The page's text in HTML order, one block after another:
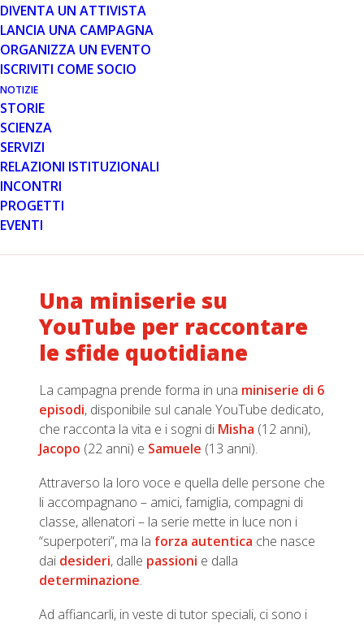
DIVENTA UN ATTIVISTA
LANCIA UNA CAMPAGNA
ORGANIZZA UN EVENTO
ISCRIVITI COME SOCIO
NOTIZIE
STORIE
SCIENZA
SERVIZI
RELAZIONI ISTITUZIONALI
INCONTRI
PROGETTI
EVENTI
In occasione dellaGiornata Mondiale dedicata alla
sensibilizzazione sulla distrofia muscolare di
Duchenne
campagna “
normalità dei ragazzi Duchenne
Italfarmaco
Una miniserie su
YouTube per raccontare
le sfide quotidiane
La campagna prende forma in una miniserie di 6
episodi, disponibile sul canale YouTube dedicato,
che racconta la vita e i sogni di Misha (12 anni),
Jacopo (22 anni) e Samuele (13 anni).
Attraverso la loro voce e quella delle persone che
li accompagnano – amici, famiglia, compagni di
classe, allenatori – la serie mette in luce non i
“superpoteri”, ma la forza autentica che nasce
dai desideri, dalle passioni e dalla
determinazione.
Ad affiancarli, in veste di tutor speciali, ci sono i